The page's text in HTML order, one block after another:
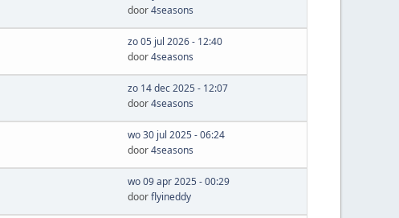
door4seasons
zo 05 jul 2026 - 12:40
door4seasons
zo 14 dec 2025 - 12:07
door4seasons
wo 30 jul 2025 - 06:24
door4seasons
wo 09 apr 2025 - 00:29
doorflyineddy